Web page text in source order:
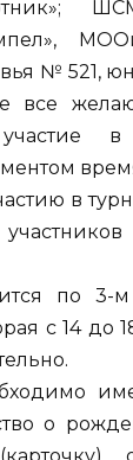
№ 521,
все
в
по 3-м
с 14 до
о